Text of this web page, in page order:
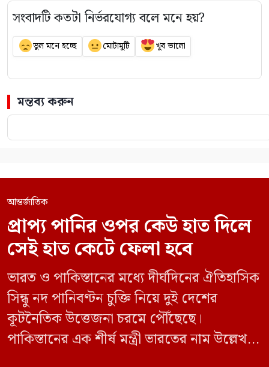
সংবাদটি কতটা নির্ভরযোগ্য বলে মনে হয়?
ভুল মনে হচ্ছে মোটামুটি খুব ভালো
মন্তব্য করুন
আন্তর্জাতিক
প্রাপ্য পানির ওপর কেউ হাত দিলে
সেই হাত কেটে ফেলা হবে
ভারত ও পাকিস্তানের মধ্যে দীর্ঘদিনের ঐতিহাসিক
সিন্ধু নদ পানিবণ্টন চুক্তি নিয়ে দুই দেশের
কূটনৈতিক উত্তেজনা চরমে পৌঁছেছে।
পাকিস্তানের এক শীর্ষ মন্ত্রী ভারতের নাম উল্লেখ না